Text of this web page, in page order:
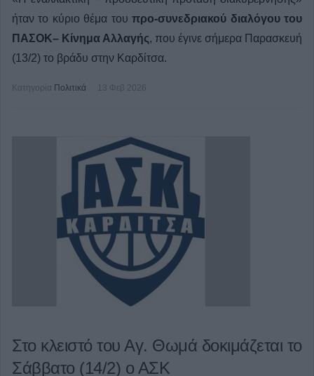
ήταν το κύριο θέμα τουπρο-συνεδριακού διαλόγου του
ΠΑΣΟΚ– Κίνημα Αλλαγής, που έγινε σήμερα Παρασκευή
(13/2) το βράδυ στην Καρδίτσα.
Κατηγορία Πολιτικά 13 Φεβ 2026
Στο κλειστό του Αγ. Θωμά δοκιμάζεται το
Σάββατο (14/2) ο ΑΣΚ